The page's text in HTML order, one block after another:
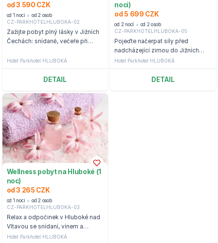
od 3 590 CZK
od 1 noci
od 2 osob
CZ-PARKHOTELHLUBOKA-02
Zažijte pobyt plný lásky v Jižních
Čechách: snídaně, večeře při
na pokoji
Hotel Parkhotel HLUBOKÁ
DETAIL
noci)
od 5 699 CZK
od 2 nocí
od 2 osob
CZ-PARKHOTELHLUBOKA-05
Pojeďte načerpat síly před
nadcházející zimou do Jižních
Čech
Hotel Parkhotel HLUBOKÁ
DETAIL
Wellness pobyt na Hluboké (1
noc)
od 3 265 CZK
od 1 noci
od 2 osob
CZ-PARKHOTELHLUBOKA-03
Relax a odpočinek v Hluboké nad
Vltavou se snídaní, vínem a
wellness
Hotel Parkhotel HLUBOKÁ